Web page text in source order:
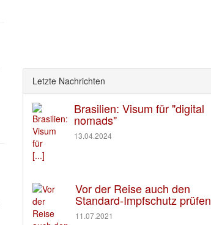
Letzte Nachrichten
Brasilien: Visum für "digital
nomads"
13.04.2024
[...]
Vor der Reise auch den
Standard-Impfschutz prüfen
11.07.2021